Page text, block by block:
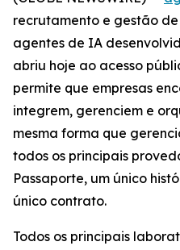
recrutamento e gestão
agentes de IA
abriu hoje ao acesso
permite que empresas
integrem, gerenciem e
mesma forma que
todos os principais
Passaporte, um único
único contrato.
Todos os principais